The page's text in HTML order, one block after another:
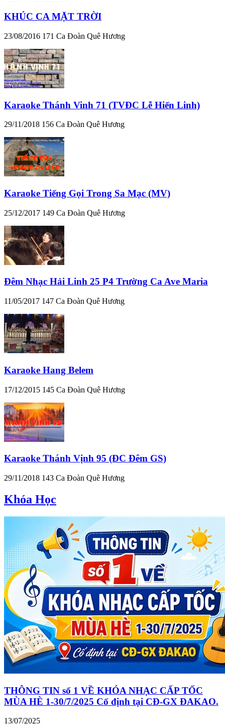
KHÚC CA MẶT TRỜI
23/08/2016 171 Ca Đoàn Quê Hương
Karaoke Thánh Vinh 71 (TVĐC Lễ Hiển Linh)
29/11/2018 156 Ca Đoàn Quê Hương
Karaoke Tiếng Gọi Trong Sa Mạc (MV)
25/12/2017 149 Ca Đoàn Quê Hương
Đêm Nhạc Hải Linh 25 P4 Trường Ca Ave Maria
11/05/2017 147 Ca Đoàn Quê Hương
Karaoke Hang Belem
17/12/2015 145 Ca Đoàn Quê Hương
Karaoke Thánh Vịnh 95 (ĐC Đêm GS)
29/11/2018 143 Ca Đoàn Quê Hương
Khóa Học
THÔNG TIN số 1 VỀ KHÓA NHẠC CẤP TỐC
MÙA HÈ 1-30/7/2025 Cố định tại CĐ-GX ĐAKAO.
13/07/2025